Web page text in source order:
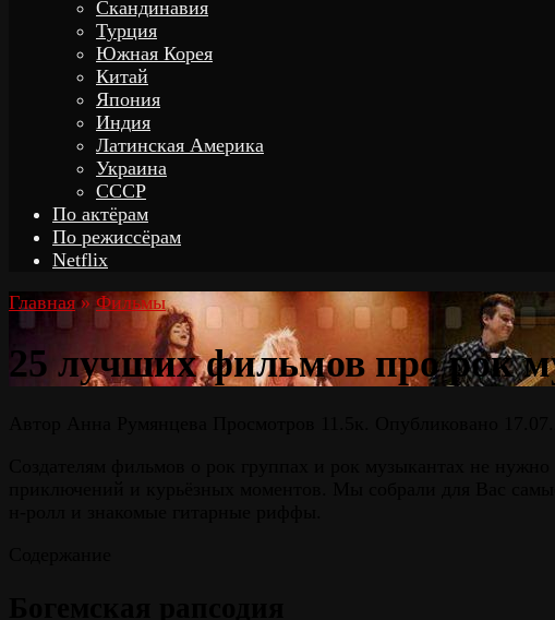
Скандинавия
Турция
Южная Корея
Китай
Япония
Индия
Латинская Америка
Украина
СССР
По актёрам
По режиссёрам
Netflix
Главная » Фильмы
25 лучших фильмов про рок